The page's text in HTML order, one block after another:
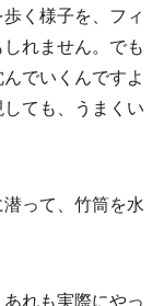
く様子を、フィ
れません。でも
でいくんですよ
ても、うまくい
って、竹筒を水
れも実際にやっ